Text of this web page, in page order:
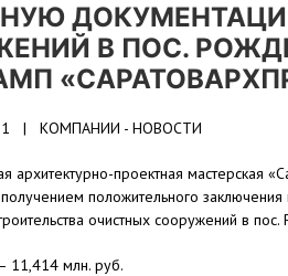
В ПОС.
| КОМПАНИИ - НОВОСТИ
архитектурно-проектная мастерская
положительного
очистных сооружений в пос.
11,414 млн. руб.